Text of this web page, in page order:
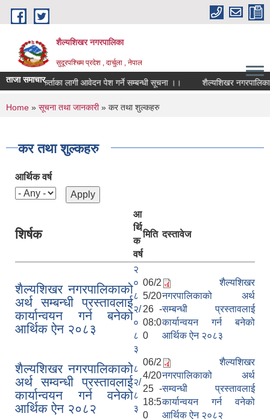
Skip to main content
शैल्यशिखर नगरपालिका
सुदूरपश्चिम प्रदेश , दार्चुला , नेपाल
ताजा समाचार
खोपकर्ताका लागी आवेदन पेश गर्ने सम्बन्धी सूचना ।। शैल्यशिखर नगरपालिका
You are here
Home » सूचना तथा जानकारी» कर तथा शुल्कहरु
कर तथा शुल्कहरु
आर्थिक वर्ष
शिर्षक
आ
र्थि
क
वर्ष
मिति दस्तावेज
शैल्यशिखर नगरपालिकाको
अर्थ सम्बन्धी प्रस्तावलाई
कार्यान्वयन गर्न बनेको
आर्थिक ऐन २०८३
२
०
८
२/
०
८
३
06/2
5/20
26 -
08:0
0
शैल्यशिखर
नगरपालिकाको अर्थ
सम्बन्धी प्रस्तावलाई
कार्यान्वयन गर्न बनेको
आर्थिक ऐन २०८३
शैल्यशिखर नगरपालिकाको
अर्थ सम्वन्धी प्रस्तावलाई
कार्यान्वयन गर्न वनेको
आर्थिक ऐन २०८२
८
२/
८
३
06/2
4/20
25 -
18:5
0
शैल्यशिखर
नगरपालिकाको अर्थ
सम्वन्धी प्रस्तावलाई
कार्यान्वयन गर्न वनेको
आर्थिक ऐन २०८२